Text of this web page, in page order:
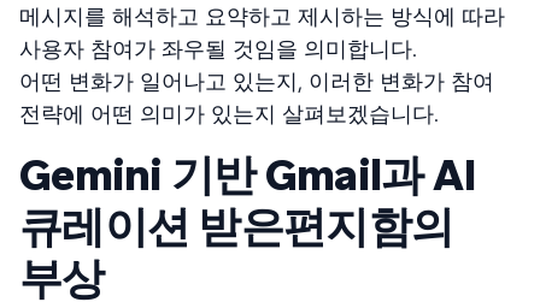
메시지를 해석하고 요약하고 제시하는 방식에 따라
사용자 참여가 좌우될 것임을 의미합니다.
어떤 변화가 일어나고 있는지, 이러한 변화가 참여
전략에 어떤 의미가 있는지 살펴보겠습니다.
Gemini 기반 Gmail과 AI
큐레이션 받은편지함의
부상